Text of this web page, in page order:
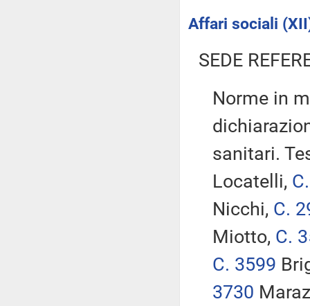
Affari sociali
SEDE
Norme in
sanitari.
Locatelli,
Nicchi, C.
Miotto, C.
C. 3599
3730